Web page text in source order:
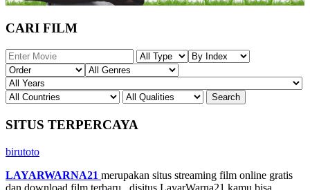
CARI FILM
SITUS TERPERCAYA
birutoto
LAYARWARNA21 merupakan situs streaming film online gratis
dan download film terbaru , disitus LayarWarna21 kamu bisa